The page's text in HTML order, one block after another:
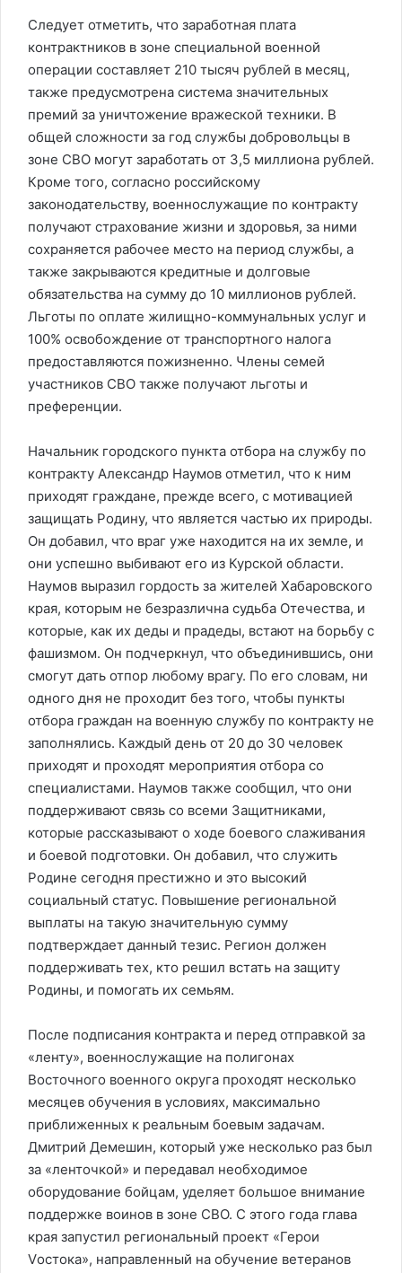
Следует отметить, что заработная плата
контрактников в зоне специальной военной
операции составляет 210 тысяч рублей в месяц,
также предусмотрена система значительных
премий за уничтожение вражеской техники. В
общей сложности за год службы добровольцы в
зоне СВО могут заработать от 3,5 миллиона рублей.
Кроме того, согласно российскому
законодательству, военнослужащие по контракту
получают страхование жизни и здоровья, за ними
сохраняется рабочее место на период службы, а
также закрываются кредитные и долговые
обязательства на сумму до 10 миллионов рублей.
Льготы по оплате жилищно-коммунальных услуг и
100% освобождение от транспортного налога
предоставляются пожизненно. Члены семей
участников СВО также получают льготы и
преференции.
Начальник городского пункта отбора на службу по
контракту Александр Наумов отметил, что к ним
приходят граждане, прежде всего, с мотивацией
защищать Родину, что является частью их природы.
Он добавил, что враг уже находится на их земле, и
они успешно выбивают его из Курской области.
Наумов выразил гордость за жителей Хабаровского
края, которым не безразлична судьба Отечества, и
которые, как их деды и прадеды, встают на борьбу с
фашизмом. Он подчеркнул, что объединившись, они
смогут дать отпор любому врагу. По его словам, ни
одного дня не проходит без того, чтобы пункты
отбора граждан на военную службу по контракту не
заполнялись. Каждый день от 20 до 30 человек
приходят и проходят мероприятия отбора со
специалистами. Наумов также сообщил, что они
поддерживают связь со всеми Защитниками,
которые рассказывают о ходе боевого слаживания
и боевой подготовки. Он добавил, что служить
Родине сегодня престижно и это высокий
социальный статус. Повышение региональной
выплаты на такую значительную сумму
подтверждает данный тезис. Регион должен
поддерживать тех, кто решил встать на защиту
Родины, и помогать их семьям.
После подписания контракта и перед отправкой за
«ленту», военнослужащие на полигонах
Восточного военного округа проходят несколько
месяцев обучения в условиях, максимально
приближенных к реальным боевым задачам.
Дмитрий Демешин, который уже несколько раз был
за «ленточкой» и передавал необходимое
оборудование бойцам, уделяет большое внимание
поддержке воинов в зоне СВО. С этого года глава
края запустил региональный проект «Герои
Vостока», направленный на обучение ветеранов